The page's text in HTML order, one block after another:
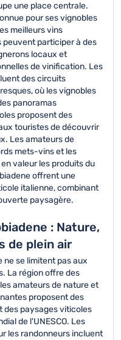
une place centrale.
pour ses vignobles
meilleurs vins
participer à des
locaux et
de vinification. Les
des circuits
où les vignobles
panoramas
proposent des
touristes de découvrir
Les amateurs de
mets-vins et les
valeur les produits du
offrent une
italienne, combinant
paysagère.
: Nature,
de plein air
ne se limitent pas aux
La région offre des
amateurs de nature et
proposent des
des paysages viticoles
de l'UNESCO. Les
les randonneurs incluent